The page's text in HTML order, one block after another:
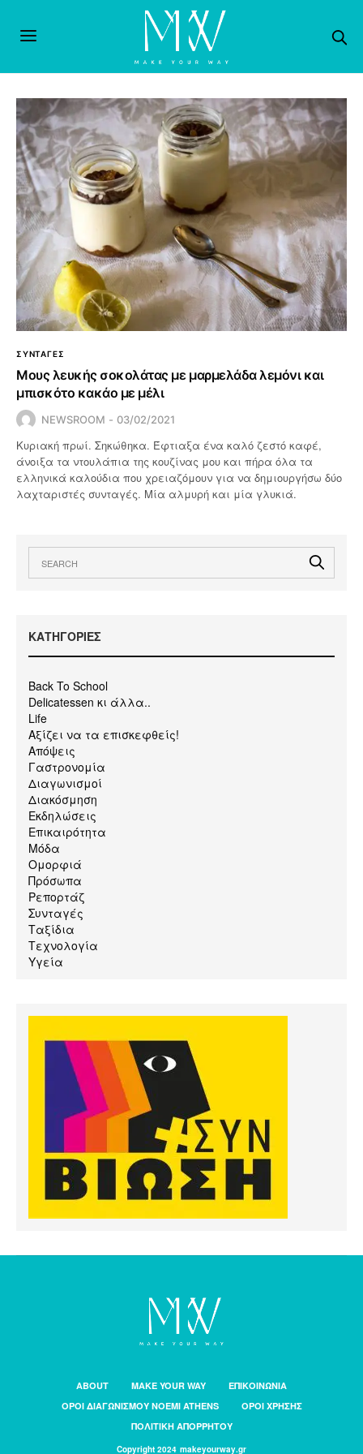
ΣΥΝΤΑΓΕΣ
Μους λευκής σοκολάτας με μαρμελάδα λεμόνι και
μπισκότο κακάο με μέλι
NEWSROOM 03/02/2021
Κυριακή πρωί. Σηκώθηκα. Έφτιαξα ένα καλό ζεστό καφέ,
άνοιξα τα ντουλάπια της κουζίνας μου και πήρα όλα τα
ελληνικά καλούδια που χρειαζόμουν για να δημιουργήσω δύο
λαχταριστές συνταγές. Μία αλμυρή και μία γλυκιά.
KΑΤΗΓΟΡΙΕΣ
Back To School
Delicatessen κι άλλα..
Life
Αξίζει να τα επισκεφθείς!
Απόψεις
Γαστρονομία
Διαγωνισμοί
Διακόσμηση
Εκδηλώσεις
Επικαιρότητα
Μόδα
Ομορφιά
Πρόσωπα
Ρεπορτάζ
Συνταγές
Ταξίδια
Τεχνολογία
Υγεία
ABOUT MAKE YOUR WAY
ΕΠΙΚΟΙΝΩΝΙΑ
ΟΡΟΙ ΔΙΑΓΩΝΙΣΜΟΥ NOEMI ATHENS
ΟΡΟΙ ΧΡΗΣΗΣ
ΠΟΛΙΤΙΚΗ ΑΠΟΡΡΗΤΟΥ
Copyright 2024 makeyourway.gr